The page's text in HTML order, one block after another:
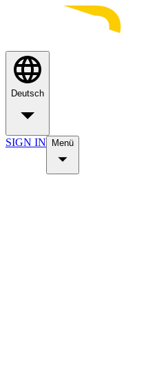
Deutsch
SIGN IN Menü